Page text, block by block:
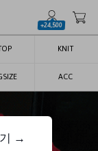
+24,500
KNIT
ACC
→